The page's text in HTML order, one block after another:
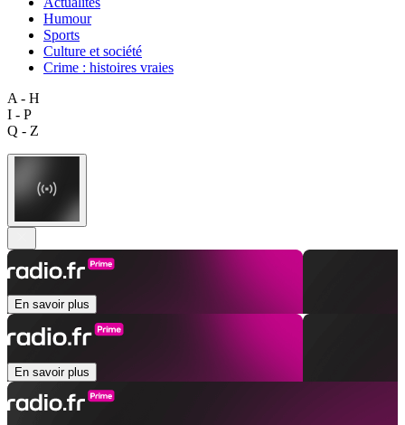
Humour
Sports
Culture et société
Crime : histoires vraies
A - H
I - P
Q - Z
En savoir plus
En savoir plus